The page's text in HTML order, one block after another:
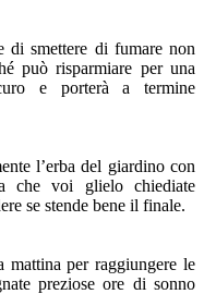
smettere di fumare non
può risparmiare per una
e porterà a termine
l’erba del giardino con
che voi glielo chiediate
se stende bene il finale.
per raggiungere le
preziose ore di sonno